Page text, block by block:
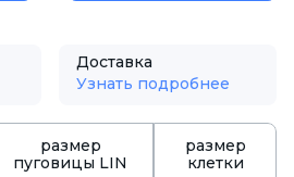
Доставка
Узнать подробнее
размер
пуговицы LIN
размер
клетки